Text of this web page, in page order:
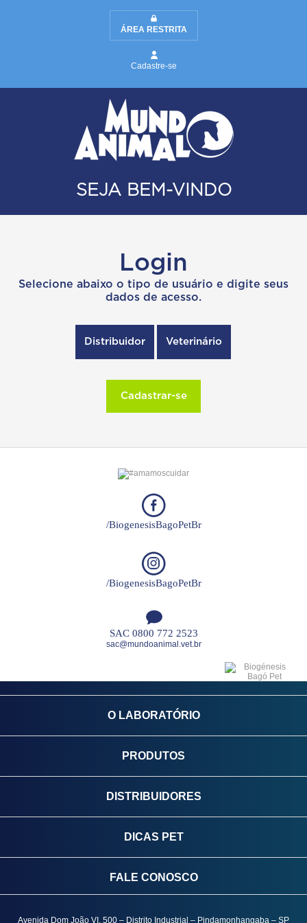
ÁREA RESTRITA
Cadastre-se
SEJA BEM-VINDO
Login
Selecione abaixo o tipo de usuário e digite seus
dados de acesso.
Distribuidor Veterinário
Cadastrar-se
/BiogenesisBagoPetBr
/BiogenesisBagoPetBr
SAC 0800 772 2523
sac@mundoanimal.vet.br
O LABORATÓRIO
PRODUTOS
DISTRIBUIDORES
DICAS PET
FALE CONOSCO
Avenida Dom João VI, 500 – Distrito Industrial – Pindamonhangaba – SP